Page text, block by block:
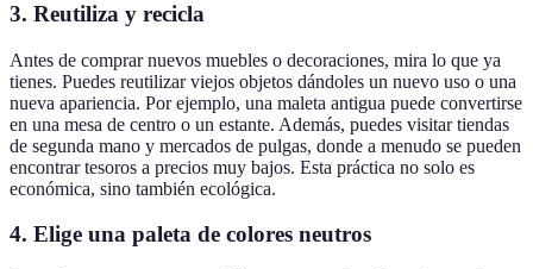
3. Reutiliza y recicla
Antes de comprar nuevos muebles o decoraciones, mira lo que ya
tienes. Puedes reutilizar viejos objetos dándoles un nuevo uso o una
nueva apariencia. Por ejemplo, una maleta antigua puede convertirse
en una mesa de centro o un estante. Además, puedes visitar tiendas
de segunda mano y mercados de pulgas, donde a menudo se pueden
encontrar tesoros a precios muy bajos. Esta práctica no solo es
económica, sino también ecológica.
4. Elige una paleta de colores neutros